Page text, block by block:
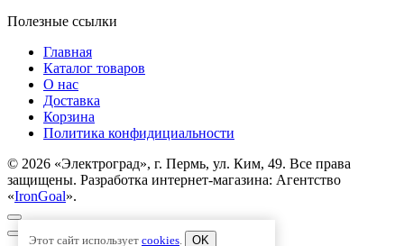
Полезные ссылки
Главная
Каталог товаров
О нас
Доставка
Корзина
Политика конфидициальности
© 2026 «Электроград», г. Пермь, ул. Ким, 49. Все права
защищены. Разработка интернет-магазина: Агентство
«IronGoal».
Этот сайт использует cookies. OK